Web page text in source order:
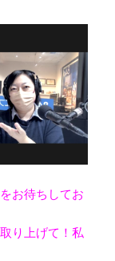
お待ちしてお
り上げて！私